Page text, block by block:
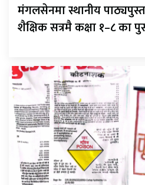
मंगलसेनमा स्थानीय
शैक्षिक सत्रमै कक्षा १–८ का